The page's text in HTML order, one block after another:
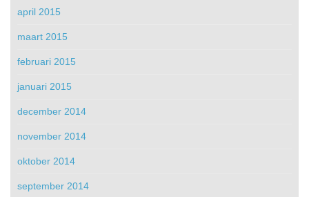
april 2015
maart 2015
februari 2015
januari 2015
december 2014
november 2014
oktober 2014
september 2014